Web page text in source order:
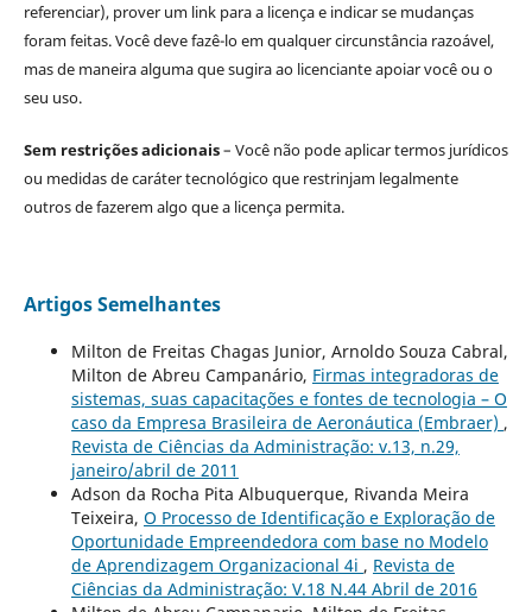
referenciar), prover um link para a licença e indicar se mudanças
foram feitas. Você deve fazê-lo em qualquer circunstância razoável,
mas de maneira alguma que sugira ao licenciante apoiar você ou o
seu uso.
Sem restrições adicionais– Você não pode aplicar termos jurídicos
ou medidas de caráter tecnológico que restrinjam legalmente
outros de fazerem algo que a licença permita.
Artigos Semelhantes
Milton de Freitas Chagas Junior, Arnoldo Souza Cabral,
Milton de Abreu Campanário, Firmas integradoras de
sistemas, suas capacitações e fontes de tecnologia – O
caso da Empresa Brasileira de Aeronáutica (Embraer) ,
Revista de Ciências da Administração: v.13, n.29,
janeiro/abril de 2011
Adson da Rocha Pita Albuquerque, Rivanda Meira
Teixeira, O Processo de Identificação e Exploração de
Oportunidade Empreendedora com base no Modelo
de Aprendizagem Organizacional 4i , Revista de
Ciências da Administração: V.18 N.44 Abril de 2016